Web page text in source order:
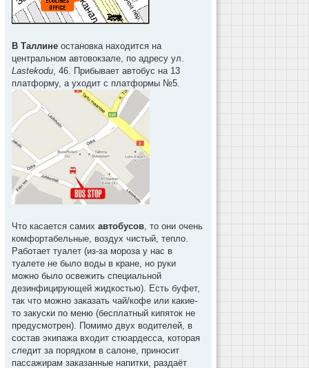
В Таллине остановка находится на
центральном автовокзале, по адресу ул.
Lastekodu , 46. Прибывает автобус на 13
платформу, а уходит с платформы №5.
Что касается самих автобусов , то они очень
комфортабельные, воздух чистый, тепло.
Работает туалет (из-за мороза у нас в
туалете не было воды в кране, но руки
можно было освежить специальной
дезинфицирующей жидкостью). Есть буфет,
так что можно заказать чай/кофе или какие-
то закуски по меню (бесплатный кипяток не
предусмотрен). Помимо двух водителей, в
состав экипажа входит стюардесса, которая
следит за порядком в салоне, приносит
пассажирам заказанные напитки, раздаёт